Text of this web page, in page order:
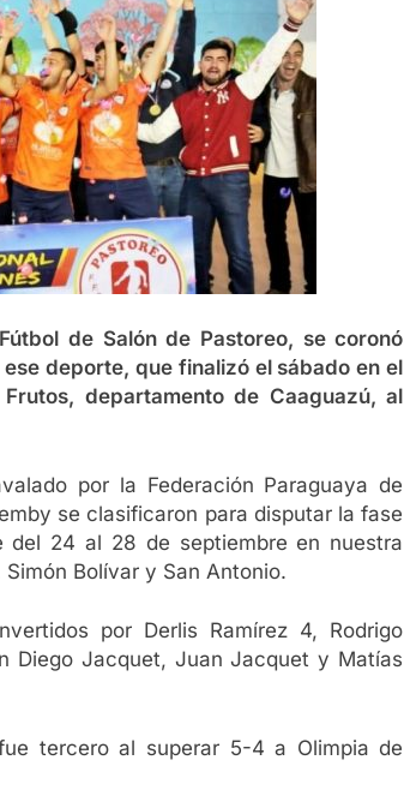
de Salón de Pastoreo, se coronó
deporte, que finalizó el sábado en el
departamento de Caaguazú, al
por la Federación Paraguaya de
se clasificaron para disputar la fase
del 24 al 28 de septiembre en nuestra
Bolívar y San Antonio.
por Derlis Ramírez 4, Rodrigo
Diego Jacquet, Juan Jacquet y Matías
tercero al superar 5-4 a Olimpia de